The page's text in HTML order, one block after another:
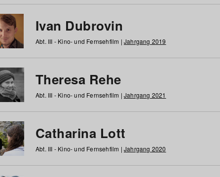
Ivan Dubrovin
Abt. III - Kino- und Fernsehfilm | Jahrgang 2019
Theresa Rehe
Abt. III - Kino- und Fernsehfilm | Jahrgang 2021
Catharina Lott
Abt. III - Kino- und Fernsehfilm | Jahrgang 2020